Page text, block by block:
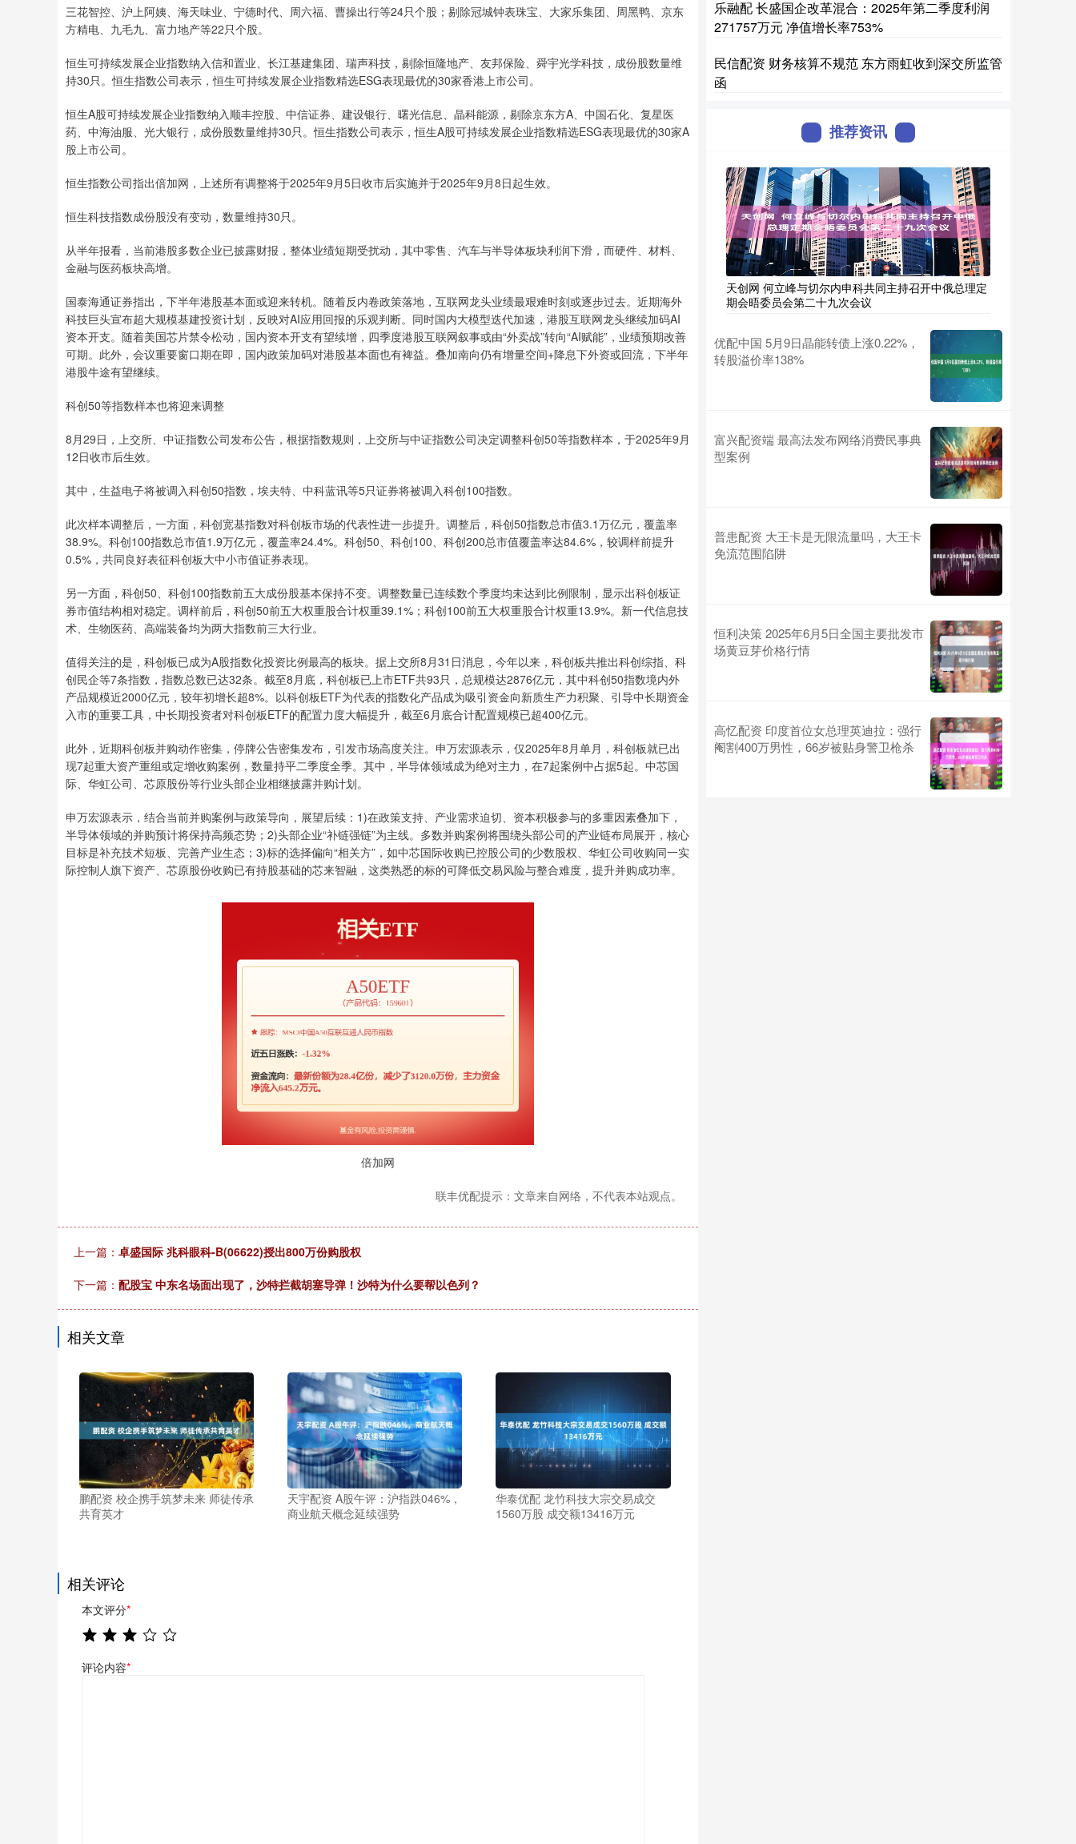
三花智控、沪上阿姨、海天味业、宁德时代、周六福、曹操出行等24只个股；剔除冠城钟表珠宝、大家乐集团、周黑鸭、京东
方精电、九毛九、富力地产等22只个股。
恒生可持续发展企业指数纳入信和置业、长江基建集团、瑞声科技，剔除恒隆地产、友邦保险、舜宇光学科技，成份股数量维
持30只。恒生指数公司表示，恒生可持续发展企业指数精选ESG表现最优的30家香港上市公司。
恒生A股可持续发展企业指数纳入顺丰控股、中信证券、建设银行、曙光信息、晶科能源，剔除京东方A、中国石化、复星医
药、中海油服、光大银行，成份股数量维持30只。恒生指数公司表示，恒生A股可持续发展企业指数精选ESG表现最优的30家A
股上市公司。
恒生指数公司指出倍加网，上述所有调整将于2025年9月5日收市后实施并于2025年9月8日起生效。
恒生科技指数成份股没有变动，数量维持30只。
从半年报看，当前港股多数企业已披露财报，整体业绩短期受扰动，其中零售、汽车与半导体板块利润下滑，而硬件、材料、
金融与医药板块高增。
国泰海通证券指出，下半年港股基本面或迎来转机。随着反内卷政策落地，互联网龙头业绩最艰难时刻或逐步过去。近期海外
科技巨头宣布超大规模基建投资计划，反映对AI应用回报的乐观判断。同时国内大模型迭代加速，港股互联网龙头继续加码AI
资本开支。随着美国芯片禁令松动，国内资本开支有望续增，四季度港股互联网叙事或由“外卖战”转向“AI赋能”，业绩预期改善
可期。此外，会议重要窗口期在即，国内政策加码对港股基本面也有裨益。叠加南向仍有增量空间+降息下外资或回流，下半年
港股牛途有望继续。
科创50等指数样本也将迎来调整
8月29日，上交所、中证指数公司发布公告，根据指数规则，上交所与中证指数公司决定调整科创50等指数样本，于2025年9月
12日收市后生效。
其中，生益电子将被调入科创50指数，埃夫特、中科蓝讯等5只证券将被调入科创100指数。
此次样本调整后，一方面，科创宽基指数对科创板市场的代表性进一步提升。调整后，科创50指数总市值3.1万亿元，覆盖率
38.9%。科创100指数总市值1.9万亿元，覆盖率24.4%。科创50、科创100、科创200总市值覆盖率达84.6%，较调样前提升
0.5%，共同良好表征科创板大中小市值证券表现。
另一方面，科创50、科创100指数前五大成份股基本保持不变。调整数量已连续数个季度均未达到比例限制，显示出科创板证
券市值结构相对稳定。调样前后，科创50前五大权重股合计权重39.1%；科创100前五大权重股合计权重13.9%。新一代信息技
术、生物医药、高端装备均为两大指数前三大行业。
值得关注的是，科创板已成为A股指数化投资比例最高的板块。据上交所8月31日消息，今年以来，科创板共推出科创综指、科
创民企等7条指数，指数总数已达32条。截至8月底，科创板已上市ETF共93只，总规模达2876亿元，其中科创50指数境内外
产品规模近2000亿元，较年初增长超8%。以科创板ETF为代表的指数化产品成为吸引资金向新质生产力积聚、引导中长期资金
入市的重要工具，中长期投资者对科创板ETF的配置力度大幅提升，截至6月底合计配置规模已超400亿元。
此外，近期科创板并购动作密集，停牌公告密集发布，引发市场高度关注。申万宏源表示，仅2025年8月单月，科创板就已出
现7起重大资产重组或定增收购案例，数量持平二季度全季。其中，半导体领域成为绝对主力，在7起案例中占据5起。中芯国
际、华虹公司、芯原股份等行业头部企业相继披露并购计划。
申万宏源表示，结合当前并购案例与政策导向，展望后续：1)在政策支持、产业需求迫切、资本积极参与的多重因素叠加下，
半导体领域的并购预计将保持高频态势；2)头部企业“补链强链”为主线。多数并购案例将围绕头部公司的产业链布局展开，核心
目标是补充技术短板、完善产业生态；3)标的选择偏向“相关方”，如中芯国际收购已控股公司的少数股权、华虹公司收购同一实
际控制人旗下资产、芯原股份收购已有持股基础的芯来智融，这类熟悉的标的可降低交易风险与整合难度，提升并购成功率。
倍加网
联丰优配提示：文章来自网络，不代表本站观点。
上一篇： 卓盛国际 兆科眼科-B(06622)授出800万份购股权
下一篇： 配股宝 中东名场面出现了，沙特拦截胡塞导弹！沙特为什么要帮以色列？
相关文章
鹏配资 校企携手筑梦未来 师徒传承
共育英才
天宇配资 A股午评：沪指跌046%，
商业航天概念延续强势
华泰优配 龙竹科技大宗交易成交
1560万股 成交额13416万元
相关评论
本文评分*
评论内容*
乐融配 长盛国企改革混合：2025年第二季度利润
271757万元 净值增长率753%
民信配资 财务核算不规范 东方雨虹收到深交所监管
函
推荐资讯
天创网 何立峰与切尔内申科共同主持召开中俄总理定
期会晤委员会第二十九次会议
优配中国 5月9日晶能转债上涨0.22%，
转股溢价率138%
富兴配资端 最高法发布网络消费民事典
型案例
普患配资 大王卡是无限流量吗，大王卡
免流范围陷阱
恒利决策 2025年6月5日全国主要批发市
场黄豆芽价格行情
高忆配资 印度首位女总理英迪拉：强行
阉割400万男性，66岁被贴身警卫枪杀